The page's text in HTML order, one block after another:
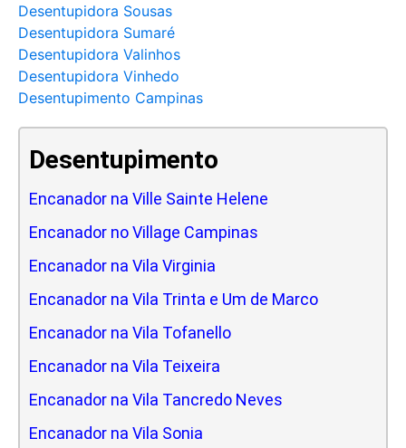
Desentupidora Sousas
Desentupidora Sumaré
Desentupidora Valinhos
Desentupidora Vinhedo
Desentupimento Campinas
Desentupimento
Encanador na Ville Sainte Helene
Encanador no Village Campinas
Encanador na Vila Virginia
Encanador na Vila Trinta e Um de Marco
Encanador na Vila Tofanello
Encanador na Vila Teixeira
Encanador na Vila Tancredo Neves
Encanador na Vila Sonia